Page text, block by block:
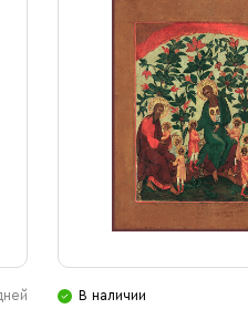
В наличии